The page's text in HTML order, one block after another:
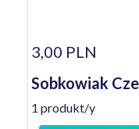
3,00 PLN
Sobkowiak
1 produkt/y